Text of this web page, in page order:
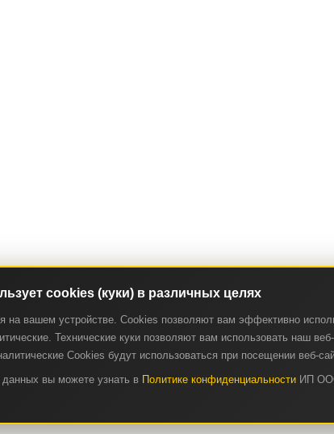
cookies (куки) в различных целях
вашем устройстве. Cookies позволяют вам эффективно
Технические куки позволяют вам использовать наш
Cookies будут использоваться при посещении веб-
вы можете узнать в Политике конфиденциальности ИП